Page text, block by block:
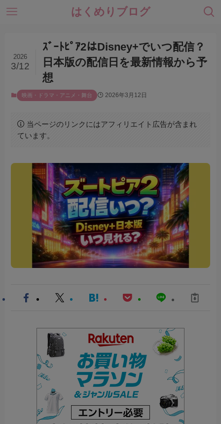
はくめりブログ
ｽﾞｰﾄﾋﾟｱ2はDisney+でいつ配信？
日本版の配信日を最新情報から予
想
2026
3/12
映画・ドラマ・アニメ・舞台 2026年3月12日
当ページのリンクにはアフィリエイト広告が含まれ
ています。